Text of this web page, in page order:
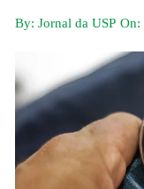
By: Jornal da USP On: